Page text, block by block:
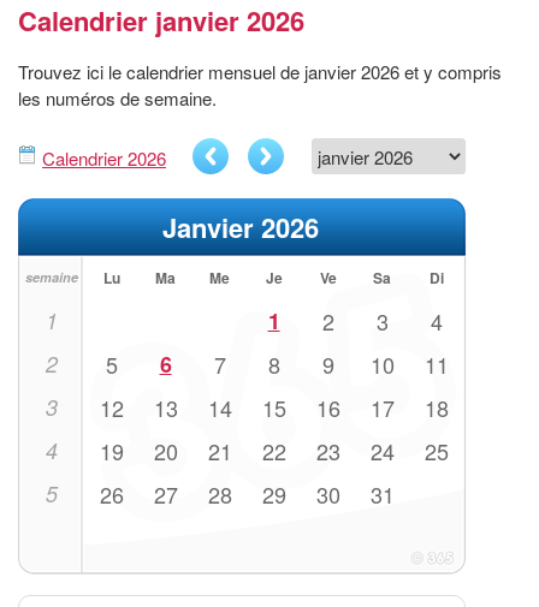
Calendrier janvier 2026
Trouvez ici le calendrier mensuel de janvier 2026 et y compris
les numéros de semaine.
Calendrier 2026
Janvier 2026
semaine Lu Ma Me Je Ve Sa Di
1 1 2 3 4
2 5 6 7 8 9 10 11
3 12 13 14 15 16 17 18
4 19 20 21 22 23 24 25
5 26 27 28 29 30 31